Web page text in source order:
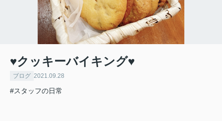
♥クッキーバイキング♥
ブログ 2021.09.28
#スタッフの日常